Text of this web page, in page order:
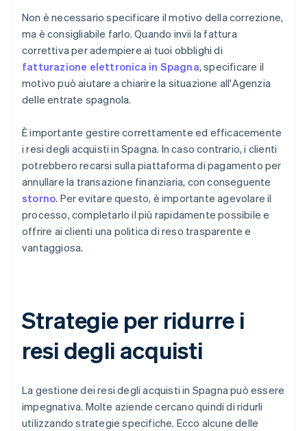
Non è necessario specificare il motivo della correzione,
ma è consigliabile farlo. Quando invii la fattura
correttiva per adempiere ai tuoi obblighi di
fatturazione elettronica in Spagna, specificare il
motivo può aiutare a chiarire la situazione all'Agenzia
delle entrate spagnola.
È importante gestire correttamente ed efficacemente
i resi degli acquisti in Spagna. In caso contrario, i clienti
potrebbero recarsi sulla piattaforma di pagamento per
annullare la transazione finanziaria, con conseguente
storno. Per evitare questo, è importante agevolare il
processo, completarlo il più rapidamente possibile e
offrire ai clienti una politica di reso trasparente e
vantaggiosa.
Strategie per ridurre i
resi degli acquisti
La gestione dei resi degli acquisti in Spagna può essere
impegnativa. Molte aziende cercano quindi di ridurli
utilizzando strategie specifiche. Ecco alcune delle